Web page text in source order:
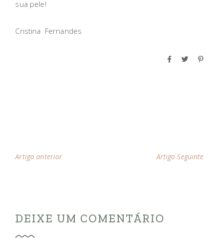
sua pele!
Cristina Fernandes
Artigo anterior Artigo Seguinte
DEIXE UM COMENTÁRIO